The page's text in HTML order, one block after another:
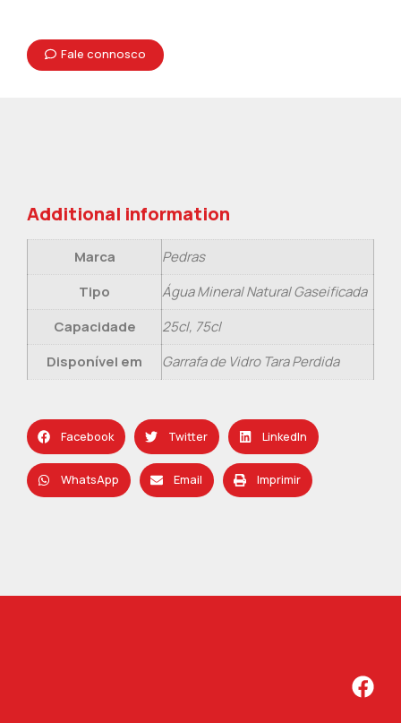
Fale connosco
Additional information
Marca
Pedras
Tipo
Água Mineral Natural Gaseificada
Capacidade
25cl, 75cl
Disponível em
Garrafa de Vidro Tara Perdida
Facebook Twitter LinkedIn
WhatsApp Email Imprimir